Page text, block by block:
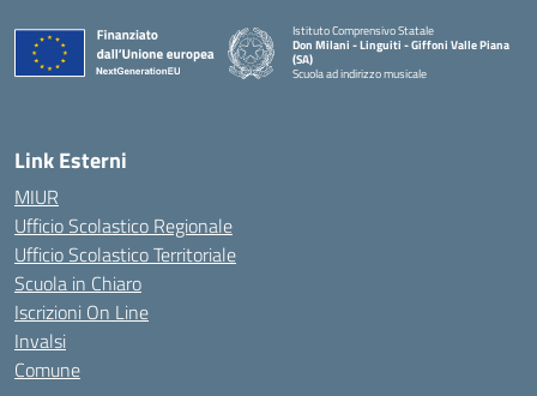
Istituto Comprensivo Statale
Don Milani - Linguiti - Giffoni Valle Piana
(SA)
Scuola ad indirizzo musicale
Link Esterni
MIUR
Ufficio Scolastico Regionale
Ufficio Scolastico Territoriale
Scuola in Chiaro
Iscrizioni On Line
Invalsi
Comune